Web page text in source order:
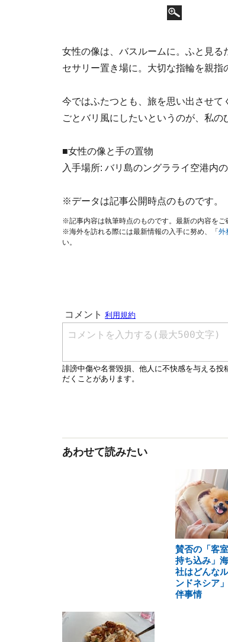
女性の像は、バスルームに。ふと見
セサリー置き場に。大切な指輪を親指
今ではふたつとも、旅を思い出させ
ごとバリ風にしたいというのが、私
■女性の像と手の置物
入手場所: バリ島のングラライ空港内
※データは記事公開時点のものです。
※記事内容は執筆時点のものです。最新の内容をご
※海外を訪れる際には最新情報の入手に努め、「 外
い。
あわせて読みたい
賛否の「客
持ち込み」
社はどんな
ンドネシア
伴事情